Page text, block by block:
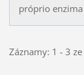
próprio
Záznamy: 1 - 3 ze